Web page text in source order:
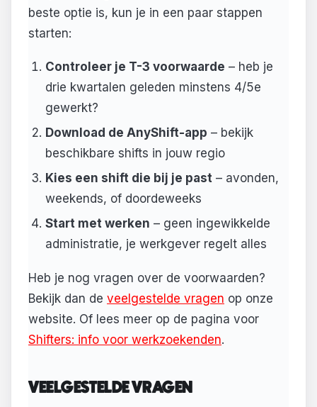
beste optie is, kun je in een paar stappen
starten:
Controleer je T-3 voorwaarde – heb je
drie kwartalen geleden minstens 4/5e
gewerkt?
Download de AnyShift-app – bekijk
beschikbare shifts in jouw regio
Kies een shift die bij je past– avonden,
weekends, of doordeweeks
Start met werken – geen ingewikkelde
administratie, je werkgever regelt alles
Heb je nog vragen over de voorwaarden?
Bekijk dan de veelgestelde vragen op onze
website. Of lees meer op de pagina voor
Shifters: info voor werkzoekenden.
VEELGESTELDE VRAGEN